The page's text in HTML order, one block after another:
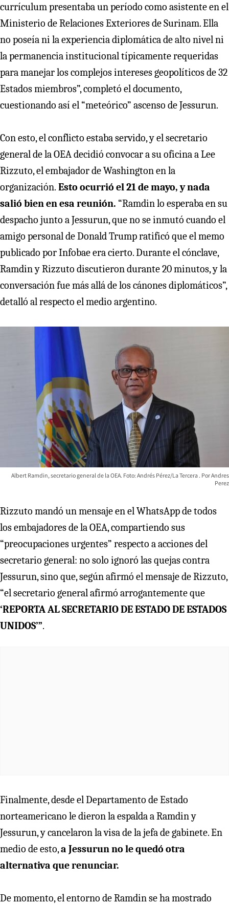
currículum presentaba un período como asistente en el
Ministerio de Relaciones Exteriores de Surinam. Ella
no poseía ni la experiencia diplomática de alto nivel ni
la permanencia institucional típicamente requeridas
para manejar los complejos intereses geopolíticos de 32
Estados miembros”, completó el documento,
cuestionando así el “meteórico” ascenso de Jessurun.
Con esto, el conflicto estaba servido, y el secretario
general de la OEA decidió convocar a su oficina a Lee
Rizzuto, el embajador de Washington en la
organización. Esto ocurrió el 21 de mayo, y nada
salió bien en esa reunión. “Ramdin lo esperaba en su
despacho junto a Jessurun, que no se inmutó cuando el
amigo personal de Donald Trump ratificó que el memo
publicado por Infobae era cierto. Durante el cónclave,
Ramdin y Rizzuto discutieron durante 20 minutos, y la
conversación fue más allá de los cánones diplomáticos”,
detalló al respecto el medio argentino.
Albert Ramdin, secretario general de la OEA. Foto: Andrés Pérez/La Tercera
Andres
Perez
Rizzuto mandó un mensaje en el WhatsApp de todos
los embajadores de la OEA, compartiendo sus
“preocupaciones urgentes” respecto a acciones del
secretario general: no solo ignoró las quejas contra
Jessurun, sino que, según afirmó el mensaje de Rizzuto,
“el secretario general afirmó arrogantemente que
‘REPORTA AL SECRETARIO DE ESTADO DE ESTADOS
UNIDOS’”.
Finalmente, desde el Departamento de Estado
norteamericano le dieron la espalda a Ramdin y
Jessurun, y cancelaron la visa de la jefa de gabinete. En
medio de esto,a Jessurun no le quedó otra
alternativa que renunciar.
De momento, el entorno de Ramdin se ha mostrado